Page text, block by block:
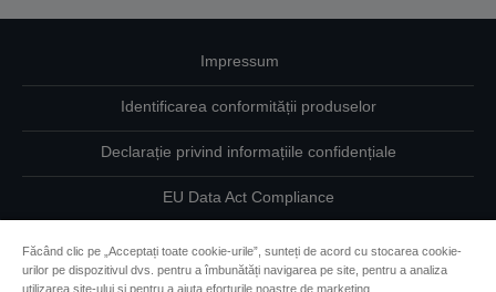
Impressum
Identificarea conformității produselor
Declarație privind informațiile confidențiale
EU Data Act Compliance
Informaţii despre modulele cookie
Făcând clic pe „Acceptați toate cookie-urile”, sunteți de acord cu stocarea cookie-
urilor pe dispozitivul dvs. pentru a îmbunătăți navigarea pe site, pentru a analiza
utilizarea site-ului și pentru a ajuta eforturile noastre de marketing.